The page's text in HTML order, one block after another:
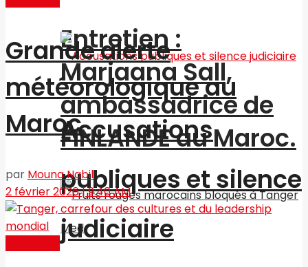
Entretien :
Marjaana Sall,
ambassadrice de
FINLANDE au Maroc.
Accusations
publiques et silence
judiciaire
Grande alerte
météorologique au
Maroc
par Mouna Nabil
2 février 2026 | 9:40 AM